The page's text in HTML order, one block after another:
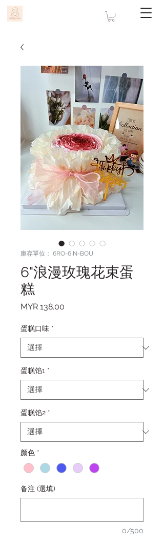
庫存單位： 6RO-6IN-BOU
6"浪漫玫瑰花束蛋
糕
MYR 138.00
蛋糕口味 *
蛋糕馅1 *
蛋糕馅2 *
颜色 *
备注 (選填)
0/500